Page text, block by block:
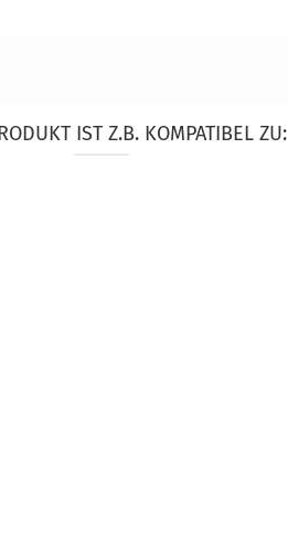
IST Z.B. KOMPATIBEL ZU: